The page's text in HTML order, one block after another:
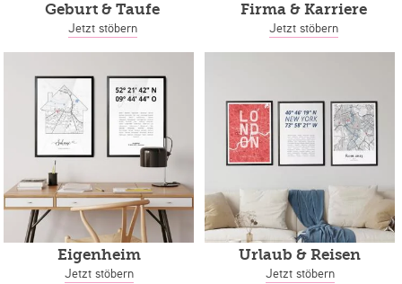
Geburt & Taufe
Jetzt stöbern
Firma & Karriere
Jetzt stöbern
Eigenheim
Jetzt stöbern
Urlaub & Reisen
Jetzt stöbern